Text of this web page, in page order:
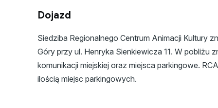
Dojazd
Siedziba Regionalnego Centrum Animacji Kultury
Góry przy ul. Henryka Sienkiewicza 11. W pobliżu
komunikacji miejskiej oraz miejsca parkingowe.
ilością miejsc parkingowych.